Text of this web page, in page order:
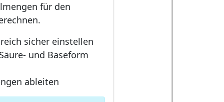
für den
sicher einstellen
und Baseform
ableiten